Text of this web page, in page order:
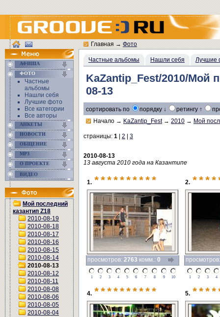
АФИША
ФОТО
Частные
альбомы
Нашли себя
Лучшие фото
Все категории
Все авторы
АНКЕТЫ
НОВОСТИ
ОБЩЕНИЕ
MP3
О ПРОЕКТЕ
ВИДЕО
Мой последний
казантип Z18
2010-08-19
2010-08-18
2010-08-17
2010-08-16
2010-08-15
2010-08-14
2010-08-13
2010-08-12
2010-08-11
2010-08-08
2010-08-06
2010-08-05
2010-08-04
Главная→Фото
Частные альбомы Нашли себя Лучшие
KaZantip_Fest/2010/Мой
08-13
сортировать по порядку ↓ ретингу ↑
Начало → KaZantip_Fest→ 2010 → Мой
страницы: 1 2 3
2010-08-13
13 августа 2010 года на Казантипе
1. **********
просмотров: 2763 комм.: 0
1 2 3 4 5 6 7 8 9 10
2.
1 2 3 4
4. ********** 5.